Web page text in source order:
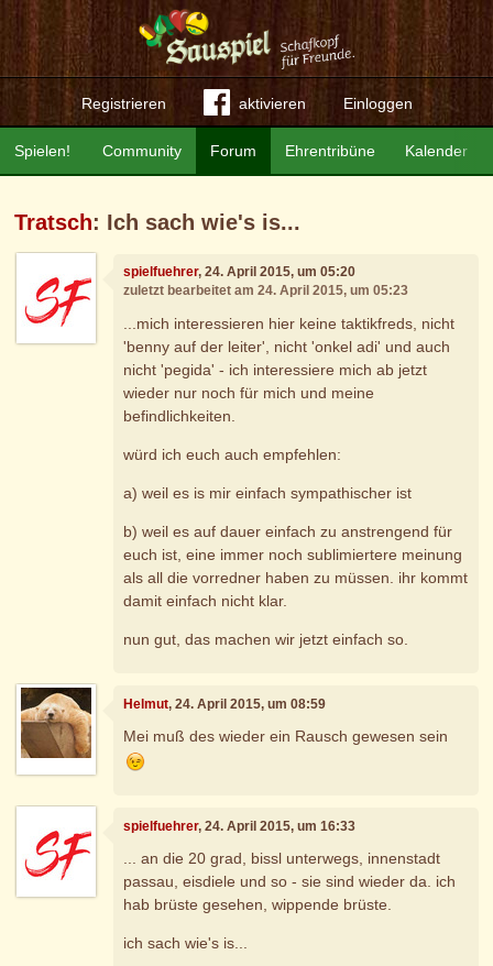
Registrieren aktivieren Einloggen
Community Forum Ehrentribüne Kalender
Spielen!
Tratsch: Ich sach wie's is...
spielfuehrer, 24. April 2015, um 05:20
zuletzt bearbeitet am 24. April 2015, um 05:23
...mich interessieren hier keine taktikfreds, nicht
'benny auf der leiter', nicht 'onkel adi' und auch
nicht 'pegida' - ich interessiere mich ab jetzt
wieder nur noch für mich und meine
befindlichkeiten.
würd ich euch auch empfehlen:
a) weil es is mir einfach sympathischer ist
b) weil es auf dauer einfach zu anstrengend für
euch ist, eine immer noch sublimiertere meinung
als all die vorredner haben zu müssen. ihr kommt
damit einfach nicht klar.
nun gut, das machen wir jetzt einfach so.
Helmut, 24. April 2015, um 08:59
Mei muß des wieder ein Rausch gewesen sein
spielfuehrer, 24. April 2015, um 16:33
... an die 20 grad, bissl unterwegs, innenstadt
passau, eisdiele und so - sie sind wieder da. ich
hab brüste gesehen, wippende brüste.
ich sach wie's is...